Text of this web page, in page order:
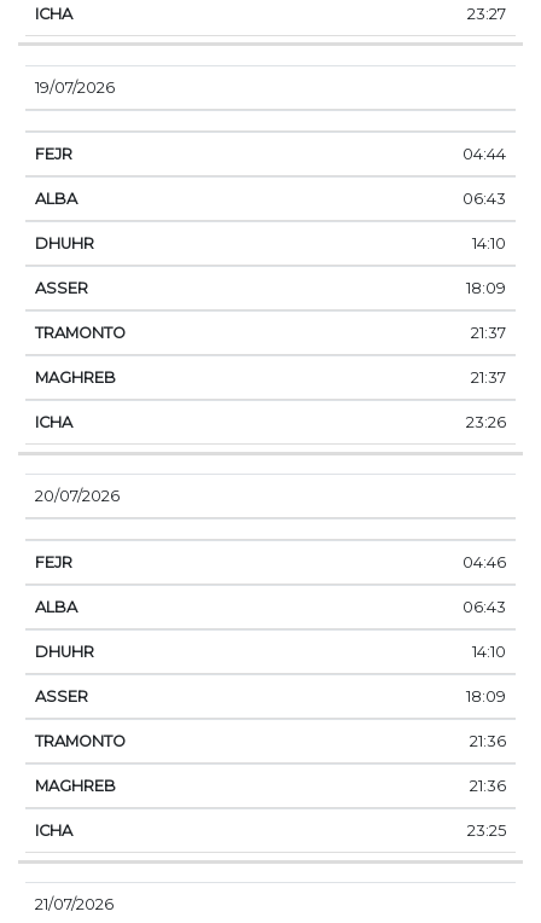
23:27
19/07/2026
04:44
06:43
14:10
18:09
21:37
21:37
23:26
20/07/2026
04:46
06:43
14:10
18:09
21:36
21:36
23:25
21/07/2026